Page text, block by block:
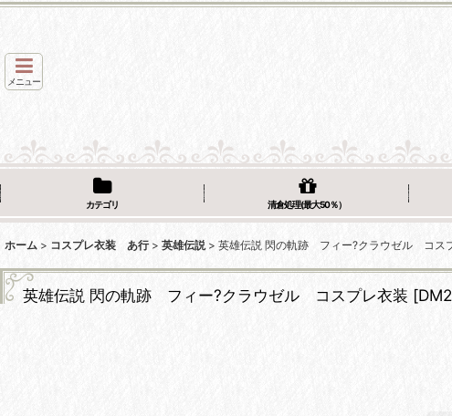
メニュー
カテゴリ 清倉処理(最大50％）
ホーム > コスプレ衣装 あ行 > 英雄伝説 > 英雄伝説 閃の軌跡 フィー?クラウゼル コス
英雄伝説 閃の軌跡 フィー?クラウゼル コスプレ衣装 [